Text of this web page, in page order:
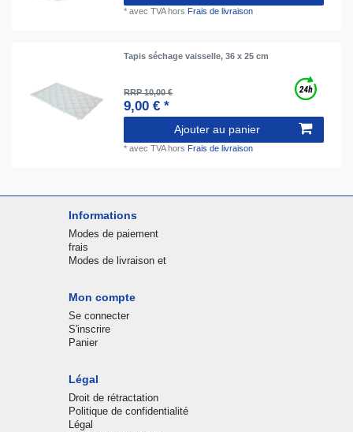
*avec TVAhors Frais de livraison
Tapis séchage vaisselle, 36 x 25 cm
RRP 10,00 €
9,00 € *
Ajouter au panier
*avec TVAhors Frais de livraison
Informations
Modes de paiement
frais
Modes de livraison et
Mon compte
Se connecter
S'inscrire
Panier
Légal
Droit de rétractation
Politique de confidentialité
Légal